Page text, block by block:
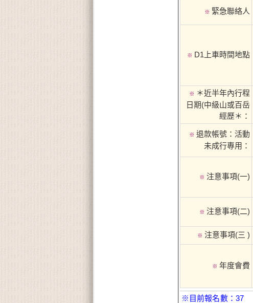
※ 緊急聯絡人
※ D1上車時間地點
※ ＊近半年內行程
日期(中級山或百岳
經歷＊：
※ 退款帳號：活動
未成行專用：
※ 注意事項(一)
※ 注意事項(二)
※ 注意事項(三 )
※ 年度會費
※目前報名數：37